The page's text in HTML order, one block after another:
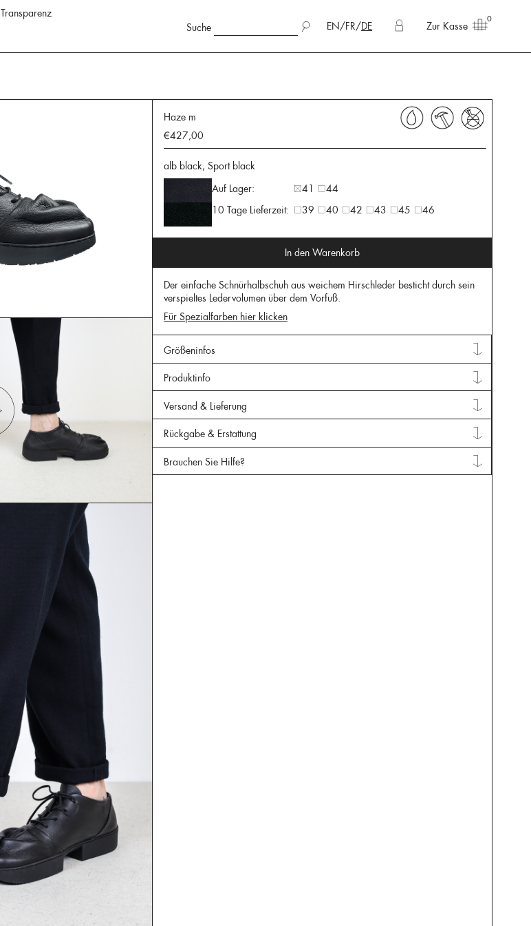
Transparenz
Suche EN/FR/DE Zur Kasse
0
Haze m
€427,00
alb black, Sport black
Auf Lager:
41
44
10 Tage Lieferzeit:
39 40 42 43 45 46
In den Warenkorb
Der einfache Schnürhalbschuh aus weichem Hirschleder besticht durch sein
verspieltes Ledervolumen über dem Vorfuß.
Für Spezialfarben hier klicken
Größeninfos
Produktinfo
Versand & Lieferung
Rückgabe & Erstattung
Brauchen Sie Hilfe?